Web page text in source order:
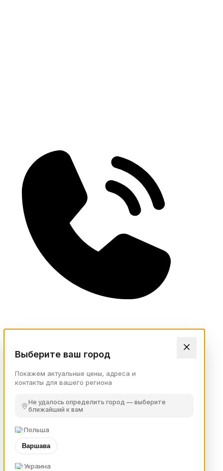
Выберите ваш город
Покажем актуальные цены, адреса и
контакты для вашего региона
Не удалось определить город — выберите
ближайший к вам
Польша
Варшава
Украина